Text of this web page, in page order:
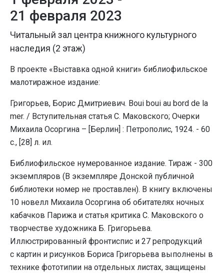
21 февраля 2023
Читальный зал центра книжного культурного
наследия (2 этаж)
В проекте «Выставка одной книги» библиофильское
малотиражное издание:
Григорьев, Борис Дмитриевич. Boui boui au bord de la
mer. / Вступительная статья С. Маковского; Очерки
Михаила Осоргина – [Берлин] : Петрополис, 1924. - 60
c., [28] л. ил.
Библиофильское нумерованное издание. Тираж - 300
экземпляров (В экземпляре Донской публичной
библиотеки номер не проставлен). В книгу включены
10 новелл Михаила Осоргина об обитателях ночных
кабачков Парижа и статья критика С. Маковского о
творчестве художника Б. Григорьева.
Иллюстрированный фронтиспис и 27 репродукций
с картин и рисунков Бориса Григорьева выполнены в
технике фототипии на отдельных листах, защищены